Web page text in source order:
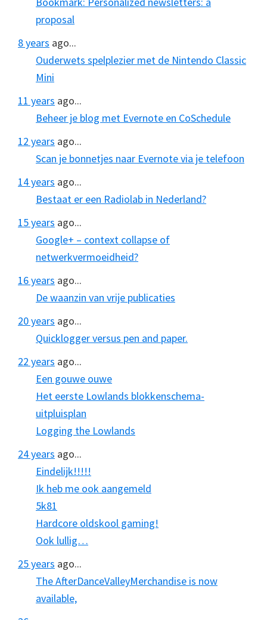
proposal
8 years ago...
Ouderwets spelplezier met de Nintendo Classic
Mini
11 years ago...
Beheer je blog met Evernote en CoSchedule
12 years ago...
Scan je bonnetjes naar Evernote via je telefoon
14 years ago...
Bestaat er een Radiolab in Nederland?
15 years ago...
Google+ – context collapse of
netwerkvermoeidheid?
16 years ago...
De waanzin van vrije publicaties
20 years ago...
Quicklogger versus pen and paper.
22 years ago...
Een gouwe ouwe
Het eerste Lowlands blokkenschema-
uitpluisplan
Logging the Lowlands
24 years ago...
Eindelijk!!!!!
Ik heb me ook aangemeld
5k81
Hardcore oldskool gaming!
Ook lullig…
25 years ago...
The AfterDanceValleyMerchandise is now
available,